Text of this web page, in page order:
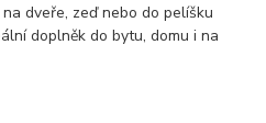
dveře, zeď nebo do pelíšku
doplněk do bytu, domu i na